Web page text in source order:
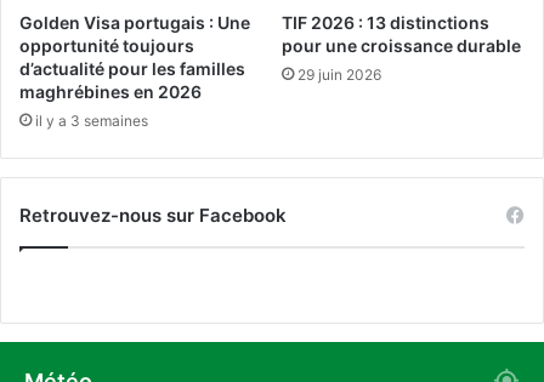
n
r
e
d
u
r
!
s
p
r
i
x
a
r
g
r
â
Golden Visa portugais : Une
opportunité toujours
d’actualité pour les familles
maghrébines en 2026
il y a 3 semaines
TIF 2026 : 13 distinctions
pour une croissance durable
29 juin 2026
Retrouvez-nous sur Facebook